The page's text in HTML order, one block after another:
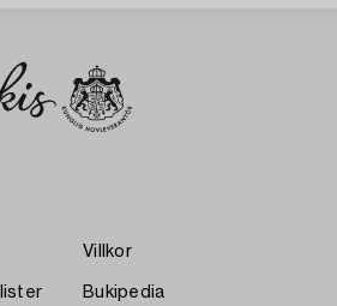
Villkor
Bukipedia